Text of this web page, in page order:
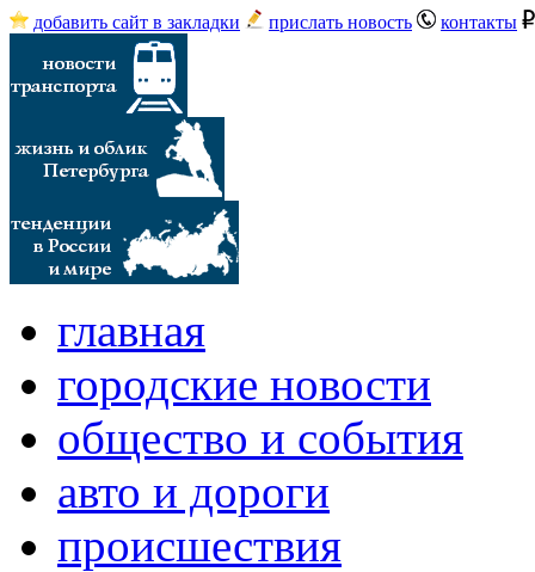
добавить сайт в закладки прислать новость контакты
главная
городские новости
общество и события
авто и дороги
происшествия